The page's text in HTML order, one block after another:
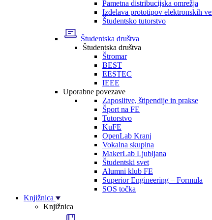
Pametna distribucijska omrežja
Izdelava prototipov elektronskih
Študentsko tutorstvo
Študentska društva
Študentska društva
Štromar
BEST
EESTEC
IEEE
Uporabne povezave
Zaposlitve, štipendije in prakse
Šport na FE
Tutorstvo
KuFE
OpenLab Kranj
Vokalna skupina
MakerLab Ljubljana
Študentski svet
Alumni klub FE
Superior Engineering – Formula
SOS točka
Knjižnica
Knjižnica